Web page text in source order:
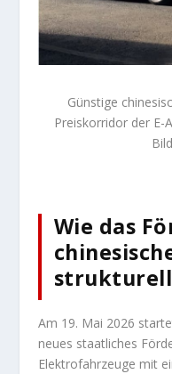
Günstige
Preiskorridor der E-
Wie das
Am 19. Mai 2026
neues staatliches
Elektrofahrzeuge mit